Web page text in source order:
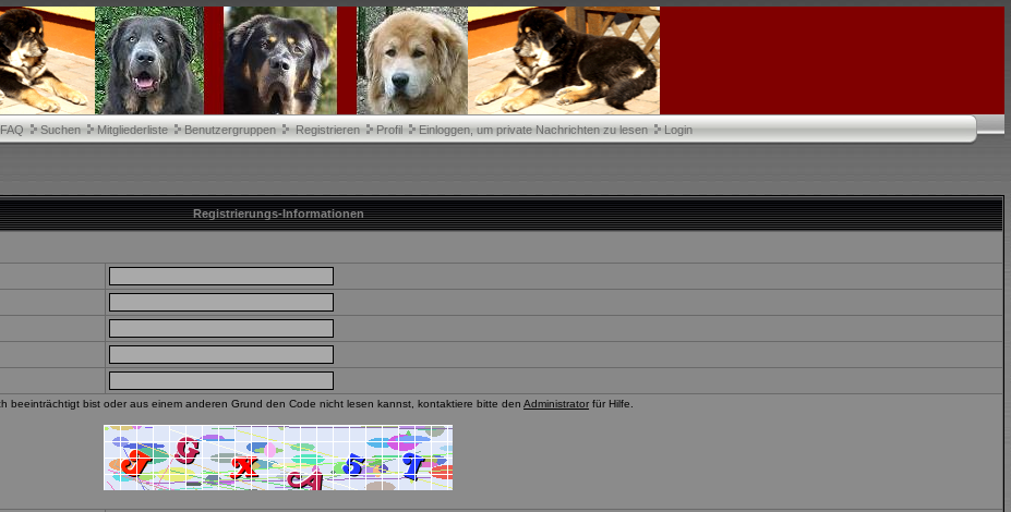
FAQ Suchen Mitgliederliste Benutzergruppen Registrieren Profil Einloggen, um private Nachrichten zu lesen Login
Registrierungs-Informationen
beeinträchtigt bist oder aus einem anderen Grund den Code nicht lesen kannst, kontaktiere bitte den Administrator für Hilfe.